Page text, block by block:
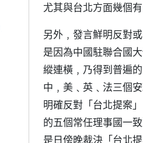
尤其與台北方面幾個
另外﹐發言鮮明反對
是因為中國駐聯合國
縱連橫﹐乃得到普遍
中﹐美﹑英﹑法三個
明確反對「台北提案
的五個常任理事國一
是日傍晚裁決「台北